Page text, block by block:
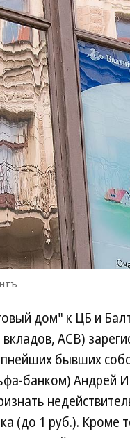
дом" к ЦБ и
АСВ)
бывших
банком) Андрей
(до 1 руб.). Кроме